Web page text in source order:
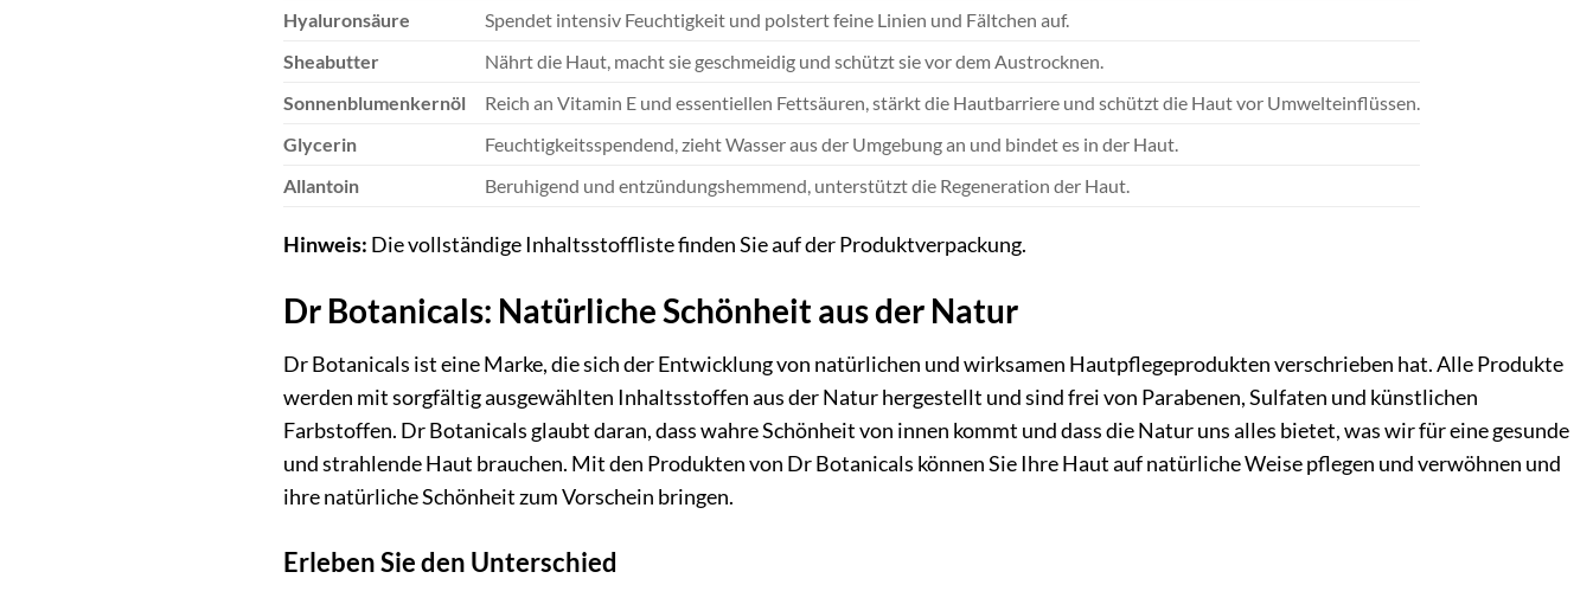
Hyaluronsäure
Spendet intensiv Feuchtigkeit und polstert feine Linien und Fältchen auf.
Sheabutter
Nährt die Haut, macht sie geschmeidig und schützt sie vor dem Austrocknen.
Sonnenblumenkernöl
Reich an Vitamin E und essentiellen Fettsäuren, stärkt die Hautbarriere und schützt die Haut vor Umwelteinflüssen.
Glycerin
Feuchtigkeitsspendend, zieht Wasser aus der Umgebung an und bindet es in der Haut.
Allantoin
Beruhigend und entzündungshemmend, unterstützt die Regeneration der Haut.
Hinweis: Die vollständige Inhaltsstoffliste finden Sie auf der Produktverpackung.
Dr Botanicals: Natürliche Schönheit aus der Natur
Dr Botanicals ist eine Marke, die sich der Entwicklung von natürlichen und wirksamen Hautpflegeprodukten verschrieben hat. Alle Produkte
werden mit sorgfältig ausgewählten Inhaltsstoffen aus der Natur hergestellt und sind frei von Parabenen, Sulfaten und künstlichen
Farbstoffen. Dr Botanicals glaubt daran, dass wahre Schönheit von innen kommt und dass die Natur uns alles bietet, was wir für eine gesunde
und strahlende Haut brauchen. Mit den Produkten von Dr Botanicals können Sie Ihre Haut auf natürliche Weise pflegen und verwöhnen und
ihre natürliche Schönheit zum Vorschein bringen.
Erleben Sie den Unterschied